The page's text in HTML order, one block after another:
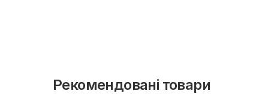
Рекомендовані товари